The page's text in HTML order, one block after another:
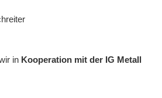
in Kooperation mit der IG Metall